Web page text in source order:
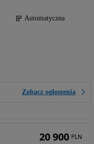
Automatyczna
Zobacz ogłoszenia
20 900 PLN